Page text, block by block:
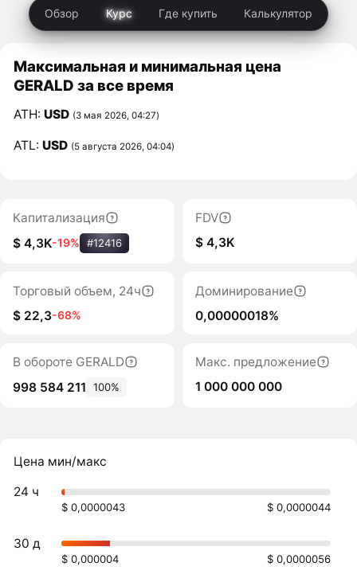
Обзор Курс Где купить Калькулятор
Максимальная и минимальная цена
GERALD за все время
ATH:USD (3 мая 2026, 04:27)
ATL:USD (5 августа 2026, 04:04)
Капитализация
$ 4,3K-19% #12416
FDV
$ 4,3K
Торговый объем, 24ч
$ 22,3-68%
Доминирование
0,00000018%
В обороте GERALD
998 584 211
100%
Макс. предложение
1 000 000 000
Цена мин/макс
24 ч
$ 0,0000043 $ 0,0000044
30 д
$ 0,000004 $ 0,0000056